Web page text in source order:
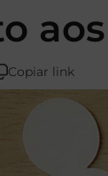
Copiar link